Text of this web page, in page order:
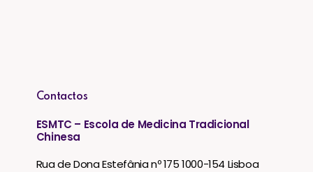
Contactos
ESMTC – Escola de Medicina Tradicional
Chinesa
Rua de Dona Estefânia nº 175 1000-154 Lisboa